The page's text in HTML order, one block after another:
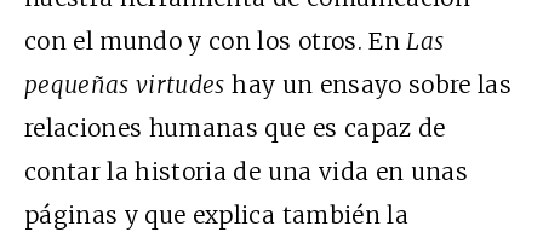
con el mundo y con los otros. En Las
pequeñas virtudes hay un ensayo sobre las
relaciones humanas que es capaz de
contar la historia de una vida en unas
páginas y que explica también la